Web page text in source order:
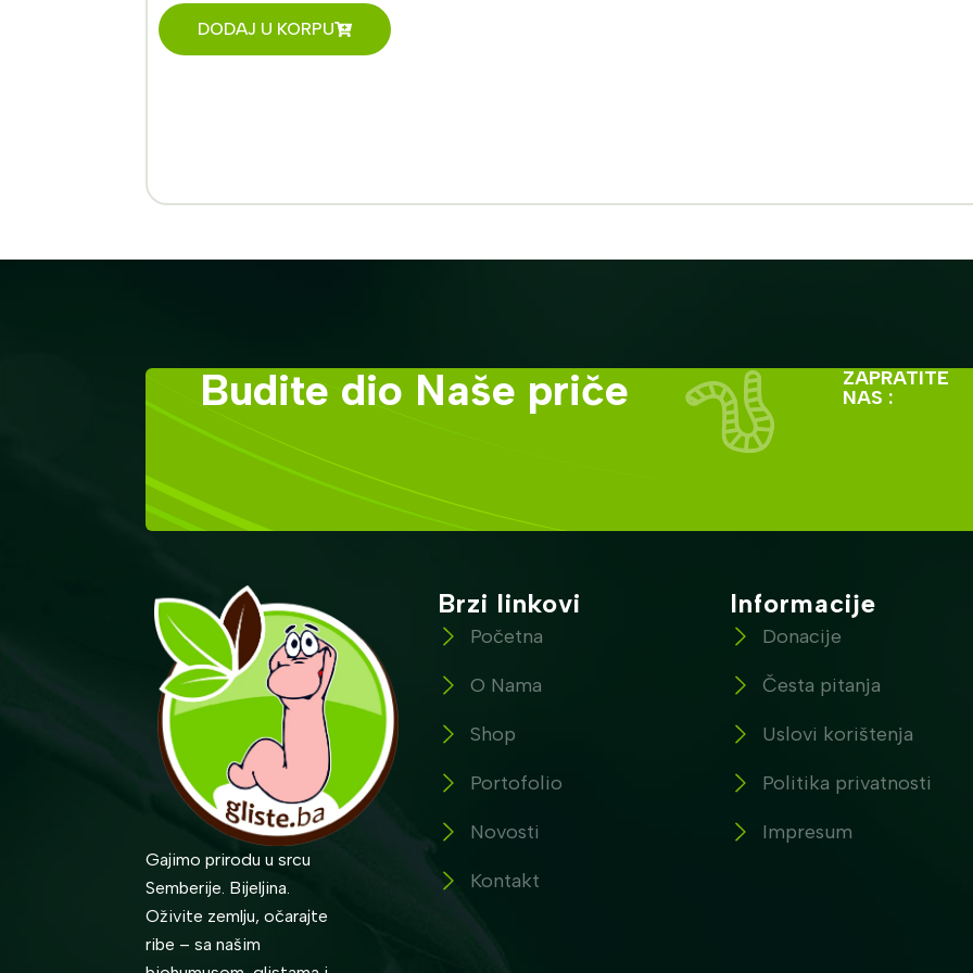
DODAJ U KORPU
Budite dio Naše priče
ZAPRATITE
NAS :
Gajimo prirodu u srcu
Semberije. Bijeljina.
Oživite zemlju, očarajte
ribe – sa našim
Brzi linkovi
Početna
O Nama
Shop
Portofolio
Novosti
Kontakt
Informacije
Donacije
Česta pitanja
Uslovi korištenja
Politika privatnosti
Impresum